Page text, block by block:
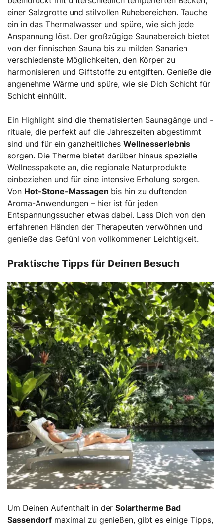
einer Salzgrotte und stilvollen Ruhebereichen. Tauche
ein in das Thermalwasser und spüre, wie sich jede
Anspannung löst. Der großzügige Saunabereich bietet
von der finnischen Sauna bis zu milden Sanarien
verschiedenste Möglichkeiten, den Körper zu
harmonisieren und Giftstoffe zu entgiften. Genieße die
angenehme Wärme und spüre, wie sie Dich Schicht für
Schicht einhüllt.
Ein Highlight sind die thematisierten Saunagänge und -
rituale, die perfekt auf die Jahreszeiten abgestimmt
sind und für ein ganzheitliches Wellnesserlebnis
sorgen. Die Therme bietet darüber hinaus spezielle
Wellnesspakete an, die regionale Naturprodukte
einbeziehen und für eine intensive Erholung sorgen.
Von Hot-Stone-Massagen bis hin zu duftenden
Aroma-Anwendungen – hier ist für jeden
Entspannungssucher etwas dabei. Lass Dich von den
erfahrenen Händen der Therapeuten verwöhnen und
genieße das Gefühl von vollkommener Leichtigkeit.
Praktische Tipps für Deinen Besuch
Um Deinen Aufenthalt in der Solartherme Bad
Sassendorf maximal zu genießen, gibt es einige Tipps,